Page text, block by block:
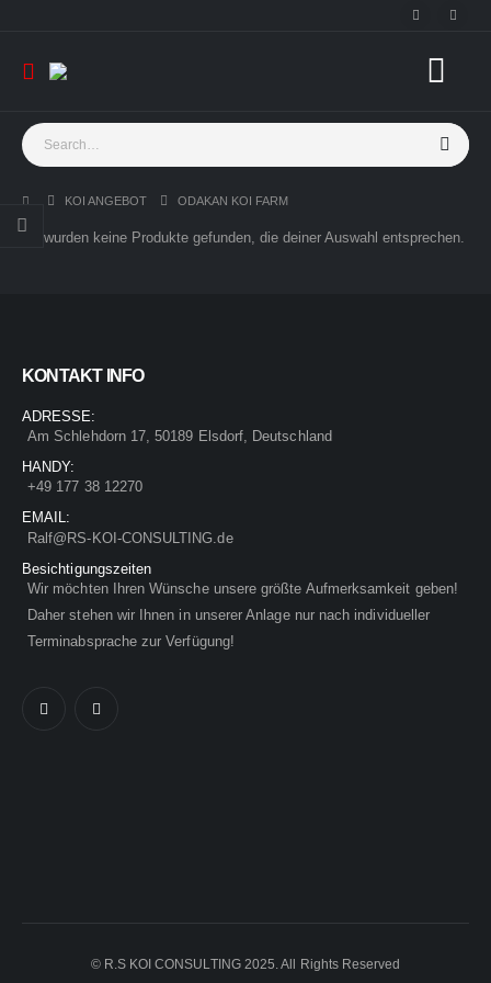
KOI ANGEBOT ODAKAN KOI FARM
Es wurden keine Produkte gefunden, die deiner Auswahl entsprechen.
KONTAKT INFO
ADRESSE:
Am Schlehdorn 17, 50189 Elsdorf, Deutschland
HANDY:
+49 177 38 12270
EMAIL:
Ralf@RS-KOI-CONSULTING.de
Besichtigungszeiten
Wir möchten Ihren Wünsche unsere größte Aufmerksamkeit geben!
Daher stehen wir Ihnen in unserer Anlage nur nach individueller
Terminabsprache zur Verfügung!
© R.S KOI CONSULTING 2025. All Rights Reserved